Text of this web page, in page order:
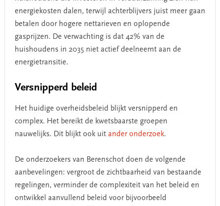
energiekosten dalen, terwijl achterblijvers juist meer gaan
betalen door hogere nettarieven en oplopende
gasprijzen. De verwachting is dat 42% van de
huishoudens in 2035 niet actief deelneemt aan de
energietransitie.
Versnipperd beleid
Het huidige overheidsbeleid blijkt versnipperd en
complex. Het bereikt de kwetsbaarste groepen
nauwelijks. Dit blijkt ook uit ander onderzoek.
De onderzoekers van Berenschot doen de volgende
aanbevelingen: vergroot de zichtbaarheid van bestaande
regelingen, verminder de complexiteit van het beleid en
ontwikkel aanvullend beleid voor bijvoorbeeld